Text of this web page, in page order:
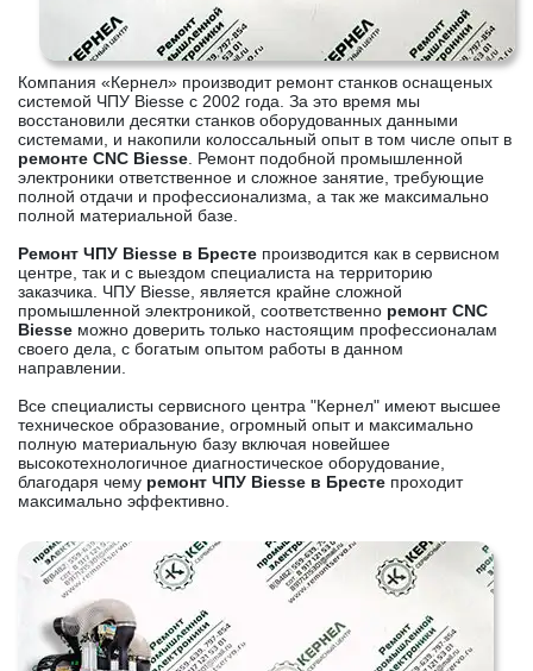
Компания «Кернел» производит ремонт станков оснащеных
системой ЧПУ Biesse с 2002 года. За это время мы
восстановили десятки станков оборудованных данными
системами, и накопили колоссальный опыт в том числе опыт в
ремонте CNC Biesse . Ремонт подобной промышленной
электроники ответственное и сложное занятие, требующие
полной отдачи и профессионализма, а так же максимально
полной материальной базе.
Ремонт ЧПУ Biesse в Бресте производится как в сервисном
центре, так и с выездом специалиста на территорию
заказчика. ЧПУ Biesse, является крайне сложной
промышленной электроникой, соответственно ремонт CNC
Biesse можно доверить только настоящим профессионалам
своего дела, с богатым опытом работы в данном
направлении.
Все специалисты сервисного центра "Кернел" имеют высшее
техническое образование, огромный опыт и максимально
полную материальную базу включая новейшее
высокотехнологичное диагностическое оборудование,
благодаря чему ремонт ЧПУ Biesse в Бресте проходит
максимально эффективно.